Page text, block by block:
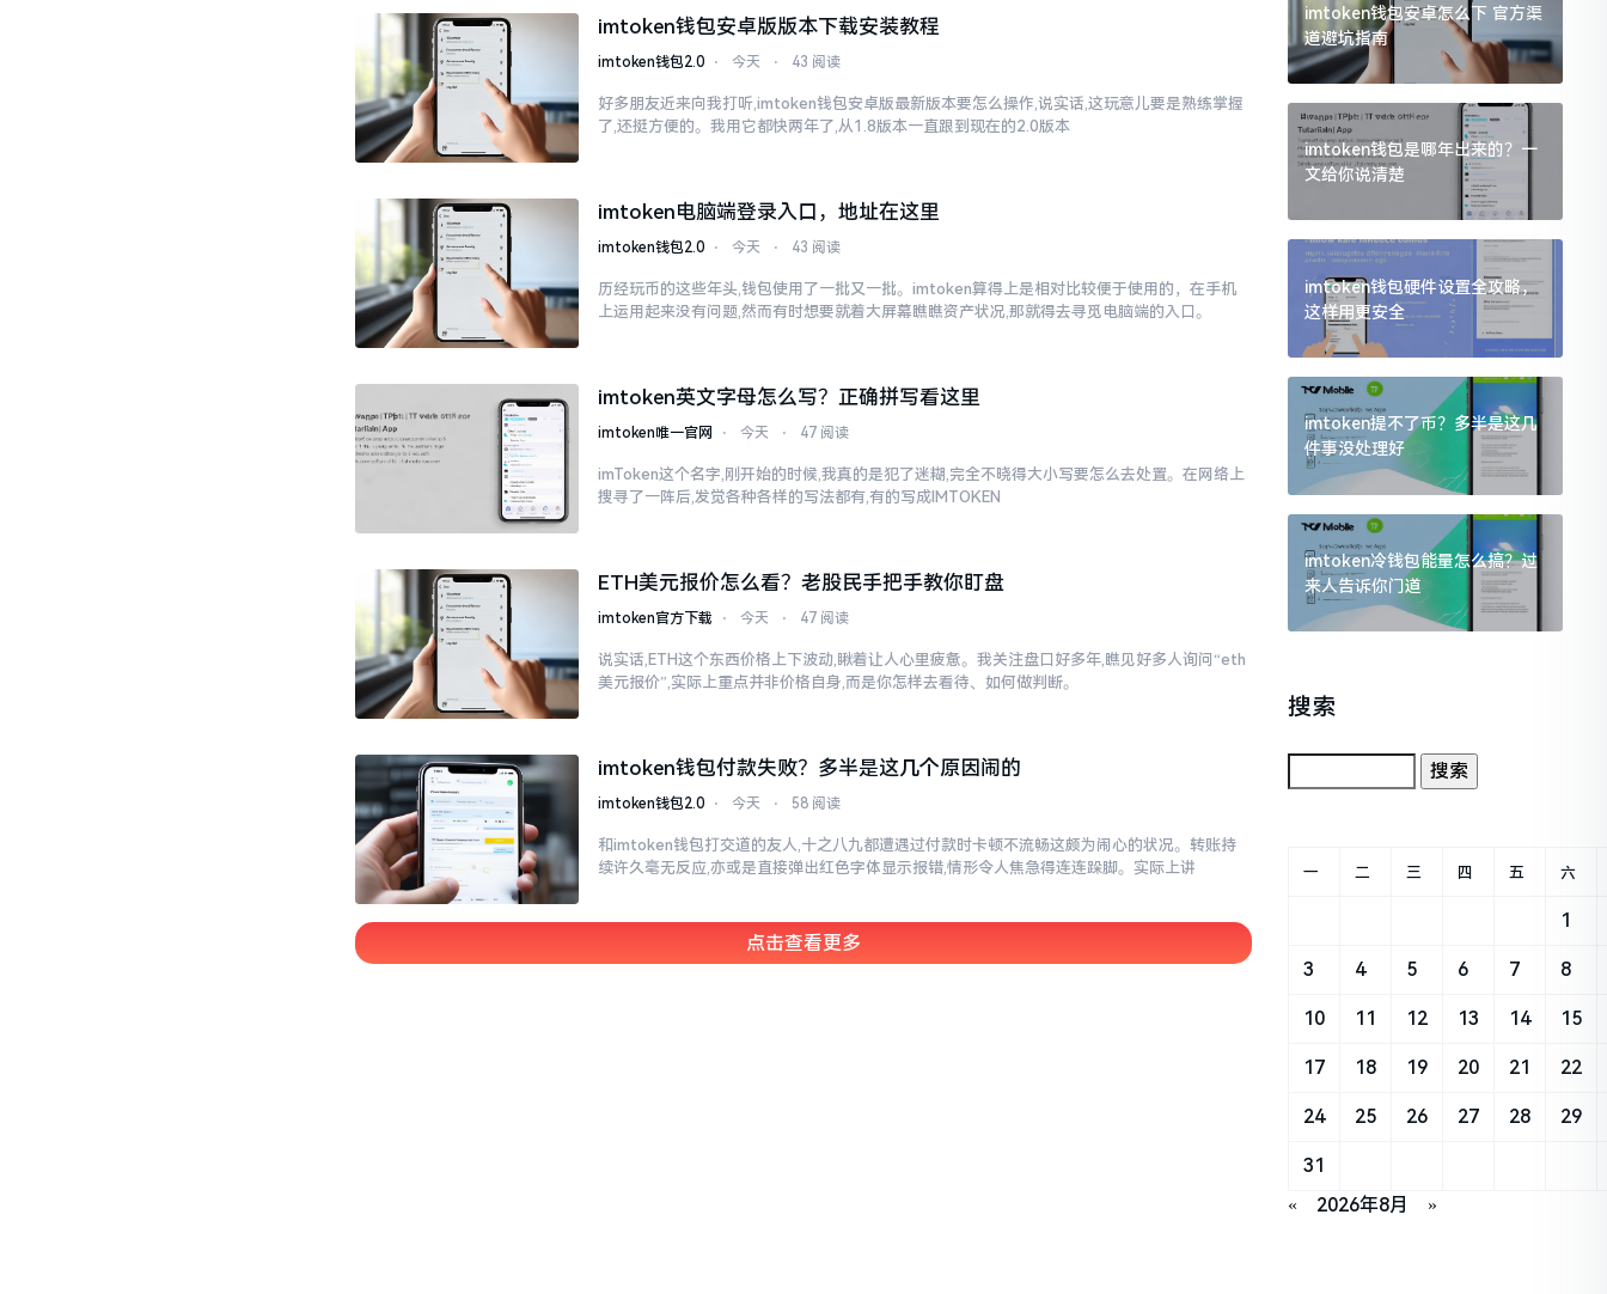
imtoken钱包安卓版版本下载安装教程
imtoken钱包2.0 ⋅ 今天 ⋅ 43 阅读
好多朋友近来向我打听,imtoken钱包安卓版最新版本要怎么操作,说实话,这玩意儿要是熟练掌握
了,还挺方便的。我用它都快两年了,从1.8版本一直跟到现在的2.0版本
imtoken电脑端登录入口，地址在这里
imtoken钱包2.0 ⋅ 今天 ⋅ 43 阅读
历经玩币的这些年头,钱包使用了一批又一批。imtoken算得上是相对比较便于使用的，在手机
上运用起来没有问题,然而有时想要就着大屏幕瞧瞧资产状况,那就得去寻觅电脑端的入口。
imtoken英文字母怎么写？正确拼写看这里
imtoken唯一官网 ⋅ 今天 ⋅ 47 阅读
imToken这个名字,刚开始的时候,我真的是犯了迷糊,完全不晓得大小写要怎么去处置。在网络上
搜寻了一阵后,发觉各种各样的写法都有,有的写成IMTOKEN
ETH美元报价怎么看？老股民手把手教你盯盘
imtoken官方下载 ⋅ 今天 ⋅ 47 阅读
说实话,ETH这个东西价格上下波动,瞅着让人心里疲惫。我关注盘口好多年,瞧见好多人询问“eth
美元报价”,实际上重点并非价格自身,而是你怎样去看待、如何做判断。
imtoken钱包付款失败？多半是这几个原因闹的
imtoken钱包2.0 ⋅ 今天 ⋅ 58 阅读
和imtoken钱包打交道的友人,十之八九都遭遇过付款时卡顿不流畅这颇为闹心的状况。转账持
续许久毫无反应,亦或是直接弹出红色字体显示报错,情形令人焦急得连连跺脚。实际上讲
点击查看更多
imtoken钱包安卓怎么下 官方渠
道避坑指南
imtoken钱包是哪年出来的？一
文给你说清楚
imtoken钱包硬件设置全攻略，
这样用更安全
imtoken提不了币？多半是这几
件事没处理好
imtoken冷钱包能量怎么搞？过
来人告诉你门道
搜索
« 2026年8月 »
一 二 三 四 五 六
1
3 4 5 6 7 8
10 11 12 13 14 15
17 18 19 20 21 22
24 25 26 27 28 29
31